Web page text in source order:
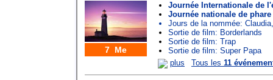
7 Me
Journée Internationale de
Journée nationale de phare
Jours de la nommée: Claudia
Sortie de film: Borderlands
Sortie de film: Trap
Sortie de film: Super Papa
plus
Tous les 11